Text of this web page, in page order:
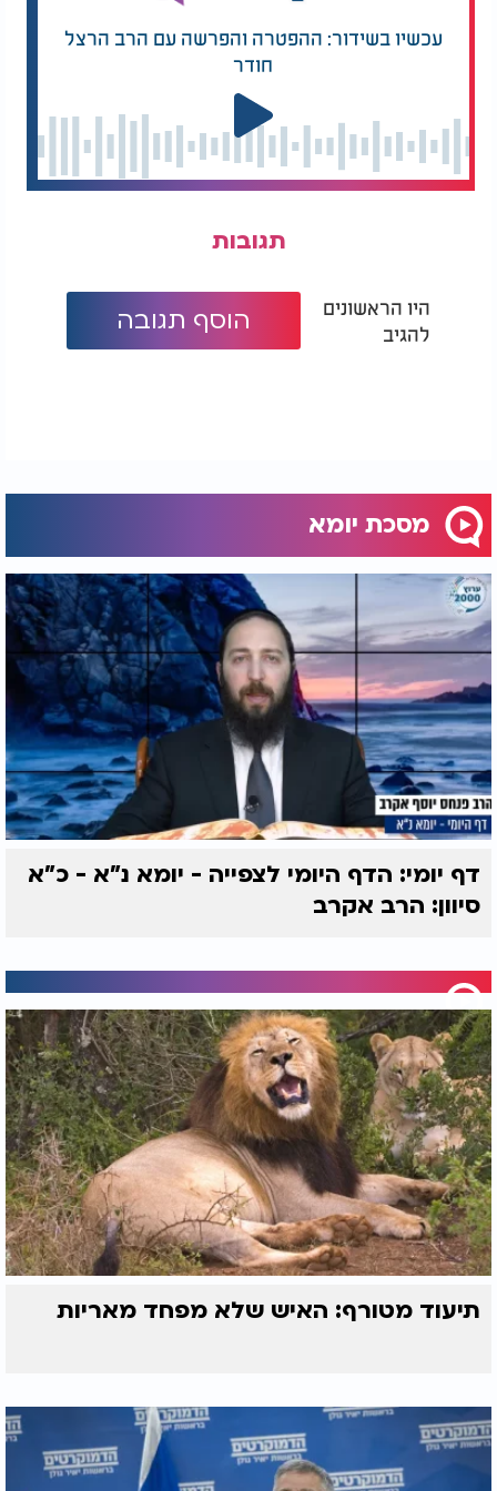
עכשיו בשידור: ההפטרה והפרשה עם הרב הרצל
חודר
תגובות
היו הראשונים
להגיב
הוסף תגובה
מסכת יומא
דף יומי: הדף היומי לצפייה - יומא נ"א - כ"א
סיוון: הרב אקרב
תיעוד מטורף: האיש שלא מפחד מאריות